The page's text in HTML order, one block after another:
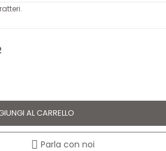
AL CARRELLO
Parla con noi